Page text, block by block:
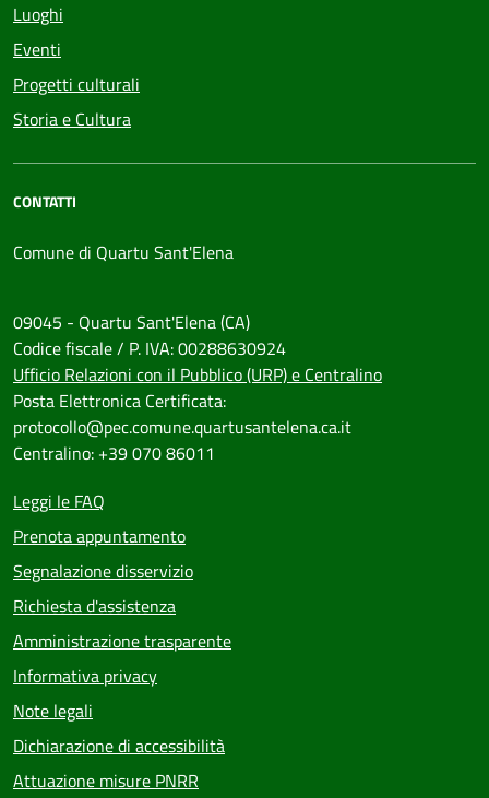
Luoghi
Eventi
Progetti culturali
Storia e Cultura
CONTATTI
Comune di Quartu Sant'Elena
09045 - Quartu Sant'Elena (CA)
Codice fiscale / P. IVA: 00288630924
Ufficio Relazioni con il Pubblico (URP) e Centralino
Posta Elettronica Certificata:
protocollo@pec.comune.quartusantelena.ca.it
Centralino: +39 070 86011
Leggi le FAQ
Prenota appuntamento
Segnalazione disservizio
Richiesta d'assistenza
Amministrazione trasparente
Informativa privacy
Note legali
Dichiarazione di accessibilità
Attuazione misure PNRR